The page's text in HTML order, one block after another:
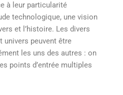
à leur particularité
technologique, une vision
et l’histoire. Les divers
univers peuvent être
les uns des autres : on
points d’entrée multiples